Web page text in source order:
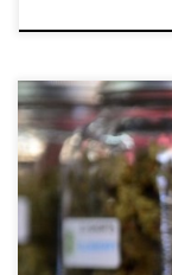
Urugwaj w
zalegalizował
jej produkcję. W